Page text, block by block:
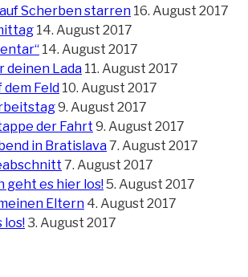
Scherben starren 16. August 2017
14. August 2017
14. August 2017
deinen Lada 11. August 2017
dem Feld 10. August 2017
9. August 2017
der Fahrt 9. August 2017
in Bratislava7. August 2017
7. August 2017
geht es hier los!5. August 2017
Eltern 4. August 2017
los!3. August 2017